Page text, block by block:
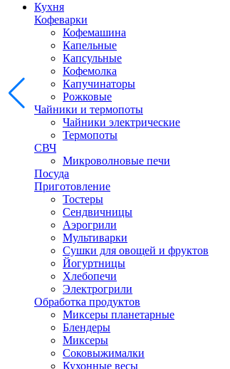
Кухня
Кофеварки
Кофемашина
Капельные
Капсульные
Кофемолка
Капучинаторы
Рожковые
Чайники и термопоты
Чайники электрические
Термопоты
СВЧ
Микроволновые печи
Посуда
Приготовление
Тостеры
Сендвичницы
Аэрогрили
Мультиварки
Сушки для овощей и фруктов
Йогуртницы
Хлебопечи
Электрогрили
Обработка продуктов
Миксеры планетарные
Блендеры
Миксеры
Соковыжималки
Кухонные весы